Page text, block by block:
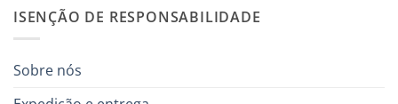
ISENÇÃO DE RESPONSABILIDADE
Sobre nós